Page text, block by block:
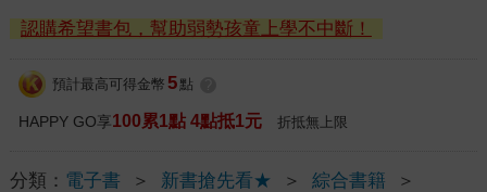
認購希望書包，幫助弱勢孩童上學不中斷！
預計最高可得金幣 5 點
HAPPY GO享100累1點 4點抵1元 折抵無上限
分類： 電子書 ＞ 新書搶先看★ ＞ 綜合書籍 ＞